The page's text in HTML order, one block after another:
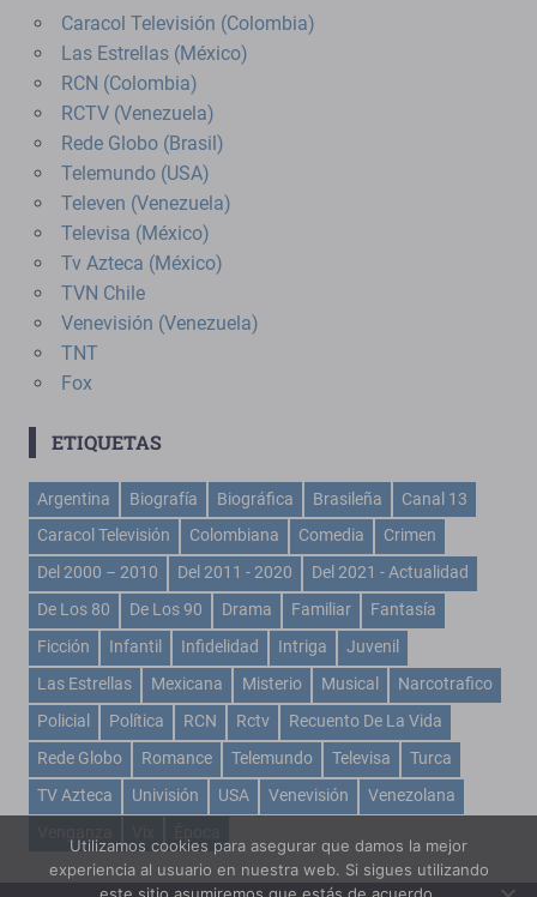
Caracol Televisión (Colombia)
Las Estrellas (México)
RCN (Colombia)
RCTV (Venezuela)
Rede Globo (Brasil)
Telemundo (USA)
Televen (Venezuela)
Televisa (México)
Tv Azteca (México)
TVN Chile
Venevisión (Venezuela)
TNT
Fox
ETIQUETAS
Argentina Biografía Biográfica Brasileña
Canal 13
Caracol Televisión
Colombiana Comedia
Crimen
Del 2000 – 2010
Del 2011 - 2020
Del 2021 - Actualidad
De Los 80
De Los 90 Drama Familiar
Fantasía
Ficción
Infantil Infidelidad Intriga
Juvenil
Las Estrellas
Mexicana Misterio Musical
Narcotrafico
Policial
Política RCN Rctv
Recuento De La Vida
Rede Globo
Romance Telemundo Televisa
Turca
TV Azteca
Univisión USA Venevisión
Venezolana
Utilizamos cookies para asegurar que damos la mejor
experiencia al usuario en nuestra web. Si sigues utilizando